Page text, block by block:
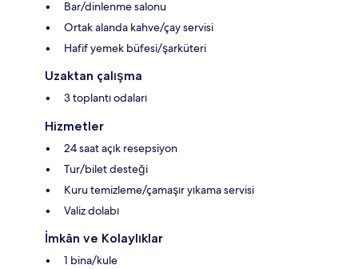
Bar/dinlenme salonu
Ortak alanda kahve/çay servisi
Hafif yemek büfesi/şarküteri
Uzaktan çalışma
3 toplantı odaları
Hizmetler
24 saat açık resepsiyon
Tur/bilet desteği
Kuru temizleme/çamaşır yıkama servisi
Valiz dolabı
İmkân ve Kolaylıklar
1 bina/kule